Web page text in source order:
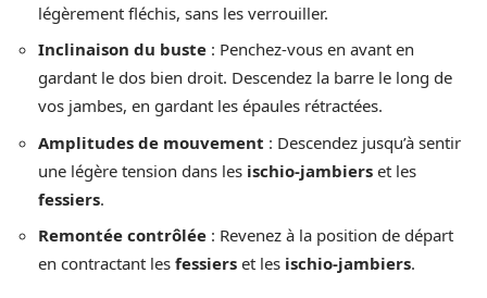
légèrement fléchis, sans les verrouiller.
Inclinaison du buste : Penchez-vous en avant en
gardant le dos bien droit. Descendez la barre le long de
vos jambes, en gardant les épaules rétractées.
Amplitudes de mouvement : Descendez jusqu’à sentir
une légère tension dans les ischio-jambiers et les
fessiers.
Remontée contrôlée : Revenez à la position de départ
en contractant les fessiers et les ischio-jambiers.